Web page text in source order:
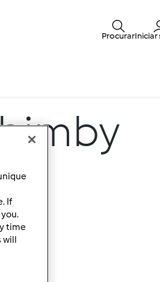
ProcurarIniciar
If
time